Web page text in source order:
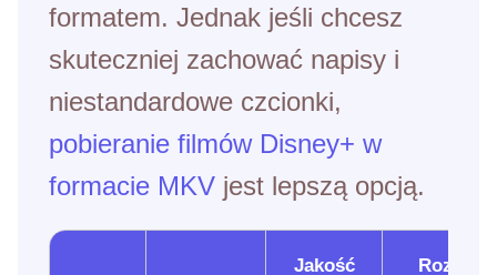
formatem. Jednak jeśli chcesz
skuteczniej zachować napisy i
niestandardowe czcionki,
pobieranie filmów Disney+ w
formacie MKV jest lepszą opcją.
Jakość
Rozmiar